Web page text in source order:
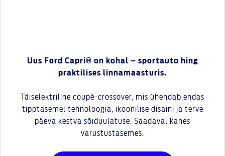
Uus Ford Capri® on kohal – sportauto hing
praktilises linnamaasturis.
Täiselektriline coupé-crossover, mis ühendab endas
tipptasemel tehnoloogia, ikoonilise disaini ja terve
päeva kestva sõiduulatuse. Saadaval kahes
varustustasemes.